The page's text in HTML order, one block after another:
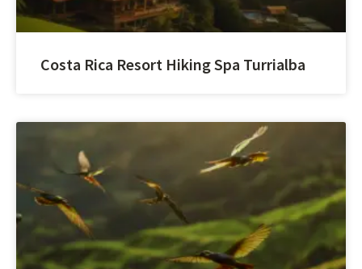
Costa Rica Resort Hiking Spa Turrialba